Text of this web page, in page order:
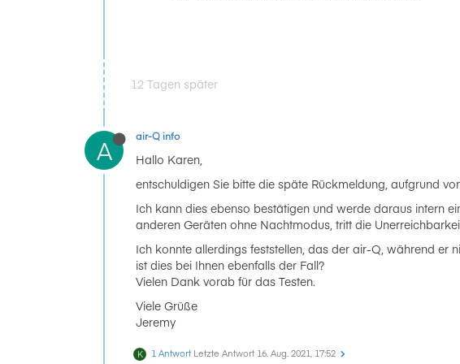
12 Tagen später
A air-Q info
Hallo Karen,
entschuldigen Sie bitte die späte Rückmeldung, aufgrund
Ich kann dies ebenso bestätigen und werde daraus intern
anderen Geräten ohne Nachtmodus, tritt die
Ich konnte allerdings feststellen, das der air-Q, während er
ist dies bei Ihnen ebenfalls der Fall?
Vielen Dank vorab für das Testen.
Viele Grüße
Jeremy
K 1 Antwort Letzte Antwort 16. Aug. 2021, 17:52